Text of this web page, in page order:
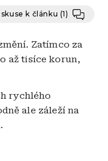
k článku (1)
Zatímco za
až tisíce korun,
rychlého
ale záleží na